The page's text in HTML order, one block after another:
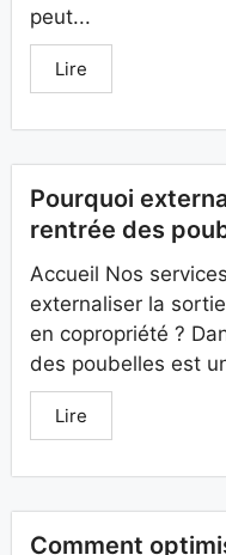
peut...
Lire
Pourquoi
rentrée des
Accueil Nos
externaliser la
en copropriété ?
des poubelles est
Lire
Comment